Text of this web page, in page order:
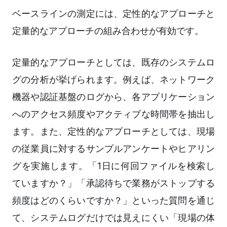
ベースラインの測定には、定性的なアプローチと
定量的なアプローチの組み合わせが有効です。
定量的なアプローチとしては、既存のシステムロ
グの分析が挙げられます。例えば、ネットワーク
機器や認証基盤のログから、各アプリケーション
へのアクセス頻度やアクティブな時間帯を抽出し
ます。また、定性的なアプローチとしては、現場
の従業員に対するサンプルアンケートやヒアリン
グを実施します。「1日に何回ファイルを検索し
ていますか？」「承認待ちで業務がストップする
頻度はどのくらいですか？」といった質問を通じ
て、システムログだけでは見えにくい「現場の体